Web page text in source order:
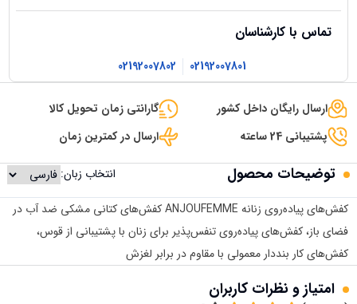
تماس با کارشناسان
02192007801
02192007802
ارسال رایگان داخل کشور
گارانتی زمان تحویل کالا
پشتیبانی 24 ساعته
ارسال در کمترین زمان
توضیحات محصول
انتخاب زبان:
کفش‌های پیاده‌روی زنانه ANJOUFEMME کفش‌های کتانی مشکی ضد آب در
فضای باز، کفش‌های پیاده‌روی تنفس‌پذیر برای زنان با پشتیبانی از قوس،
کفش‌های کار بنددار معمولی با مقاوم در برابر لغزش
امتیاز و نظرات کاربران